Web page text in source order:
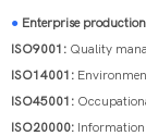
● Enterprise production
ISO9001: Quality
ISO14001:
ISO45001:
ISO20000: Information